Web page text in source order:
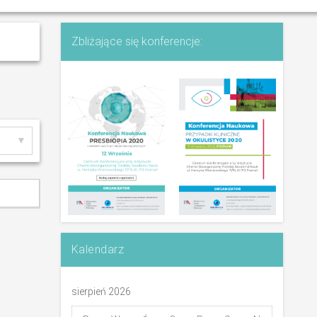
Zbliżające się konferencje:
Kalendarz
sierpień 2026